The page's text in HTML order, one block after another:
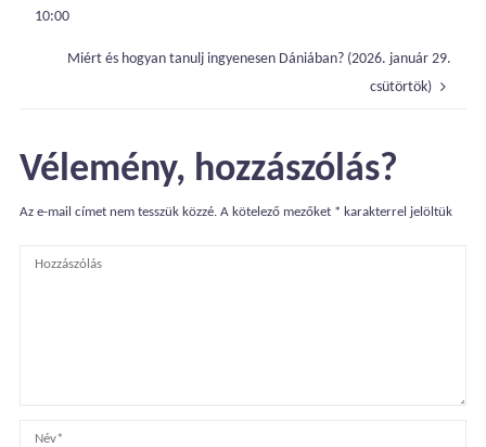
10:00
Miért és hogyan tanulj ingyenesen Dániában? (2026. január 29.
csütörtök)
Vélemény, hozzászólás?
Az e-mail címet nem tesszük közzé. A kötelező mezőket * karakterrel jelöltük